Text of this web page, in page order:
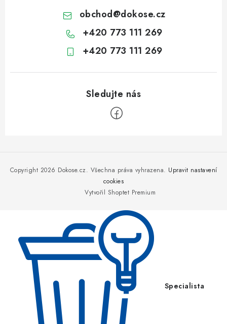
obchod@dokose.cz
+420 773 111 269
+420 773 111 269
Vytvořil Shoptet Premium
Copyright 2026 Dokose.cz. Všechna práva vyhrazena. Upravit nastavení
cookies
Specialista